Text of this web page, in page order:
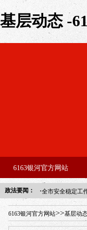
基层动态 -
6163银河官方网站
政法要闻： ·全市安全稳定工
年“招才兴业”事
6163银河官方网站>>基层动